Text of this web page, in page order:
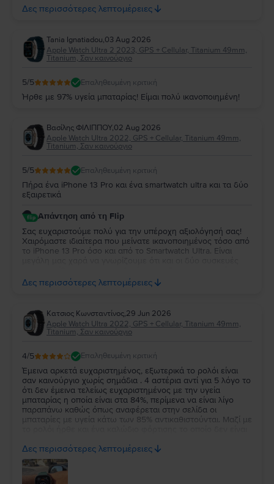
απολαύσετε τη νέα σας συσκευή για πολλά χρόνια!
Δες περισσότερες λεπτομέρειες
Tania Ignatiadou,03 Aug 2026
Apple Watch Ultra 2 2023, GPS + Cellular, Titanium 49mm,
Titanium, Σαν καινούργιο
5/5 Επαληθευμένη κριτική
Ήρθε με 97% υγεία μπαταρίας! Είμαι πολύ ικανοποιημένη!
Βασίλης ΦΙΛΙΠΠΟΥ,02 Aug 2026
Apple Watch Ultra 2022, GPS + Cellular, Titanium 49mm,
Titanium, Σαν καινούργιο
5/5 Επαληθευμένη κριτική
Πήρα ένα iPhone 13 Pro και ένα smartwatch ultra και τα δύο
εξαιρετικά
Απάντηση από τη Flip
Σας ευχαριστούμε πολύ για την υπέροχη αξιολόγησή σας!
Χαιρόμαστε ιδιαίτερα που μείνατε ικανοποιημένος τόσο από
το iPhone 13 Pro όσο και από το Smartwatch Ultra. Είναι
την εμπιστοσύνη σας και ευχόμαστε να τα χαρείτε και τα
δύο!
Δες περισσότερες λεπτομέρειες
Κατσιος Κωνσταντίνος,29 Jun 2026
Apple Watch Ultra 2022, GPS + Cellular, Titanium 49mm,
Titanium, Σαν καινούργιο
4/5 Επαληθευμένη κριτική
Έμεινα αρκετά ευχαριστημένος, εξωτερικά το ρολόι είναι
σαν καινούργιο χωρίς σημάδια . 4 αστέρια αντί για 5 λόγο το
ότι δεν έμεινα τελείως ευχαριστημένος με την υγεία
μπαταρίας η οποία είναι στα 84%, περίμενα να είναι λίγο
παραπάνω καθώς όπως αναφέρεται στην σελίδα οι
μπαταρίες με υγεία κάτω των 85% αντικαθιστούνται. Μαζί με
δεν μπορώ να έχω παράπονο.
Δες περισσότερες λεπτομέρειες